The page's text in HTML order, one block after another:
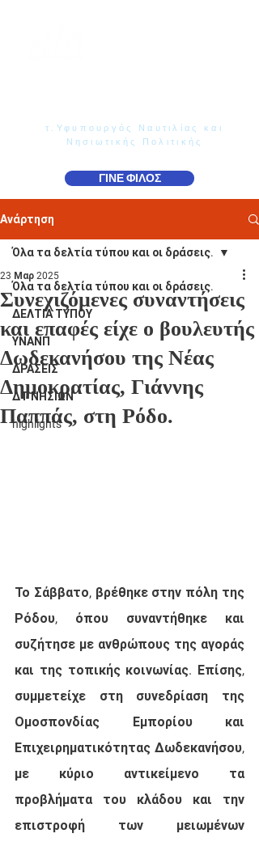
τ.Υφυπουργός Ναυτιλίας και
Νησιωτικής Πολιτικής
ΓΙΝΕ ΦΙΛΟΣ
Ανάρτηση
Όλα τα δελτία τύπου και οι δράσεις.
ΔΕΛΤΙΑ ΤΥΠΟΥ
ΥΝΑΝΠ
ΔΡΑΣΕΙΣ
ΔΤ ΝΗΣΙΩΝ
highlights
Όλα τα δελτία τύπου και οι δράσεις.
Συνεχιζόμενες συναντήσεις
και επαφές είχε ο βουλευτής
Δωδεκανήσου της Νέας
Δημοκρατίας, Γιάννης
Παππάς, στη Ρόδο.
23 Μαρ 2025
Το Σάββατο, βρέθηκε στην πόλη της
Ρόδου, όπου συναντήθηκε και
συζήτησε με ανθρώπους της αγοράς
και της τοπικής κοινωνίας. Επίσης,
συμμετείχε στη συνεδρίαση της
Ομοσπονδίας Εμπορίου και
Επιχειρηματικότητας Δωδεκανήσου,
με κύριο αντικείμενο τα
προβλήματα του κλάδου και την
επιστροφή των μειωμένων